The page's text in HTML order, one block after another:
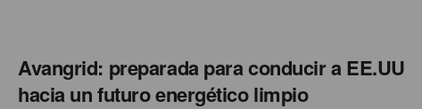
Avangrid: preparada para conducir a EE.UU
hacia un futuro energético limpio